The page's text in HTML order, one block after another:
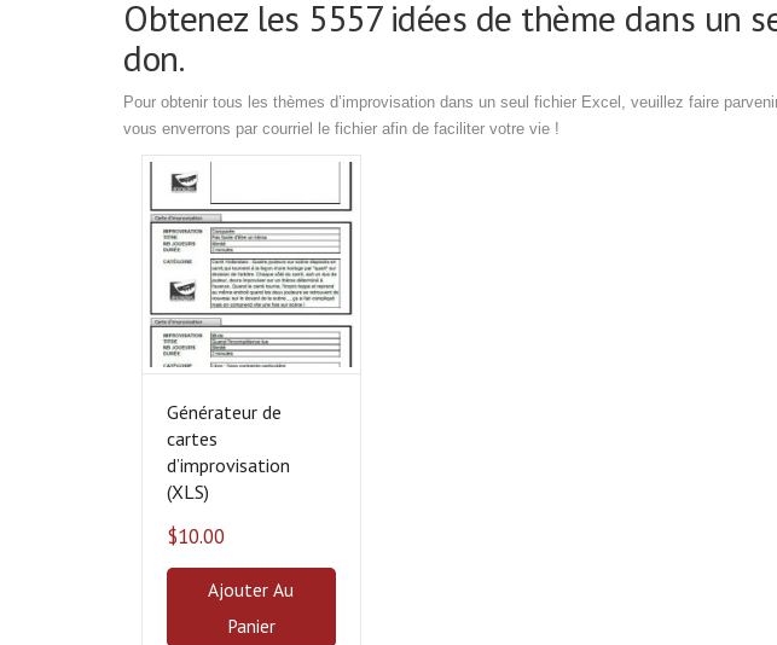
Obtenez les 5557 idées de thème dans un
don.
Pour obtenir tous les thèmes d’improvisation dans un seul fichier Excel, veuillez faire
vous enverrons par courriel le fichier afin de faciliter votre vie !
Générateur de
cartes
d’improvisation
(XLS)
$10.00
Ajouter Au
Panier